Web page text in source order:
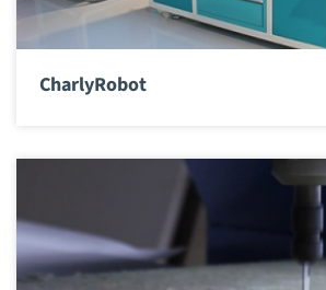
CharlyRobot